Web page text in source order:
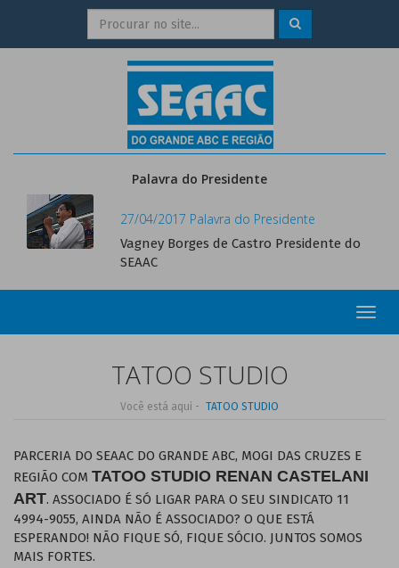
Palavra do Presidente
27/04/2017 Palavra do Presidente
Vagney Borges de Castro Presidente do
SEAAC
TATOO STUDIO
Você está aqui - TATOO STUDIO
PARCERIA DO SEAAC DO GRANDE ABC, MOGI DAS CRUZES E
REGIÃO COM TATOO STUDIO RENAN CASTELANI
ART. ASSOCIADO É SÓ LIGAR PARA O SEU SINDICATO 11
4994-9055, AINDA NÃO É ASSOCIADO? O QUE ESTÁ
ESPERANDO! NÃO FIQUE SÓ, FIQUE SÓCIO. JUNTOS SOMOS
MAIS FORTES.